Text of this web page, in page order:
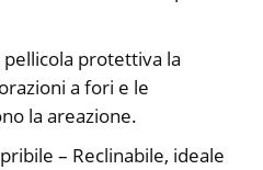
protettiva la
a fori e le
la areazione.
– Reclinabile, ideale